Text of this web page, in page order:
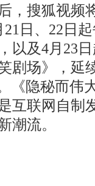
，搜狐视频
日、22日
以及4月23
剧场》，延
《隐秘而伟
互联网自制
潮流。